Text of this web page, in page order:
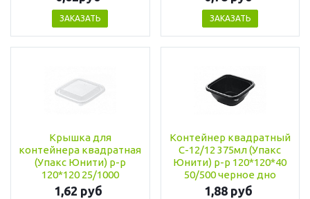
ЗАКАЗАТЬ ЗАКАЗАТЬ
Крышка для
контейнера квадратная
(Упакс Юнити) р-р
120*120 25/1000
1,62 руб
Контейнер квадратный
С-12/12 375мл (Упакс
Юнити) р-р 120*120*40
50/500 черное дно
1,88 руб